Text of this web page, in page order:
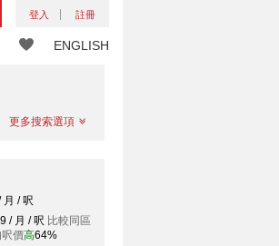
登入 註冊
ENGLISH
更多搜索選項
月 / 呎
/ 月 / 呎 比較同區
價高64%